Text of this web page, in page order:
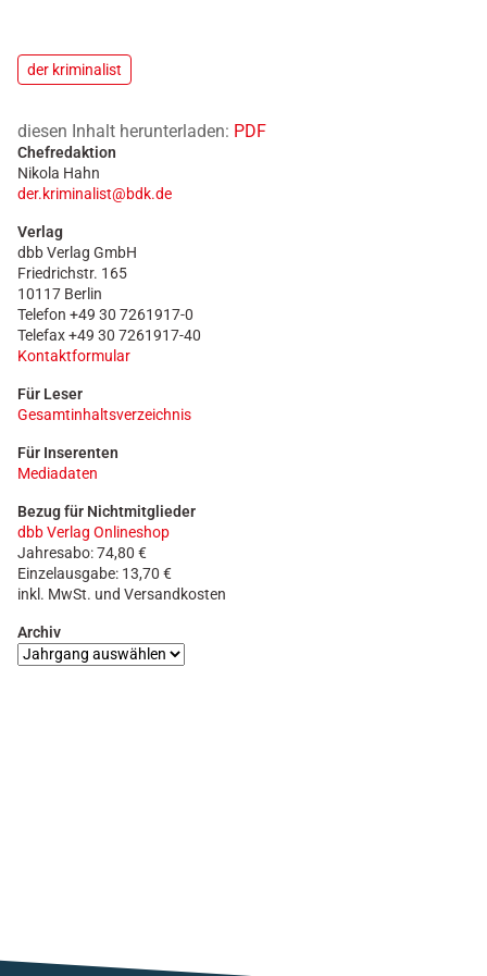
der kriminalist
diesen Inhalt herunterladen: PDF
Chefredaktion
Nikola Hahn
der.kriminalist@bdk.de
Verlag
dbb Verlag GmbH
Friedrichstr. 165
10117 Berlin
Telefon +49 30 7261917-0
Telefax +49 30 7261917-40
Kontaktformular
Für Leser
Gesamtinhaltsverzeichnis
Für Inserenten
Mediadaten
Bezug für Nichtmitglieder
dbb Verlag Onlineshop
Jahresabo: 74,80 €
Einzelausgabe: 13,70 €
inkl. MwSt. und Versandkosten
Archiv